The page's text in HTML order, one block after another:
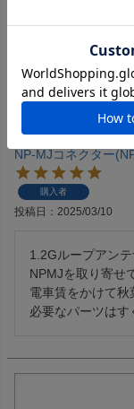
NP-MJコネクター
購入者
投稿日 2025/03/10
1.2Gループアン
NPMJを取り寄せ
電車賃をかけて秋